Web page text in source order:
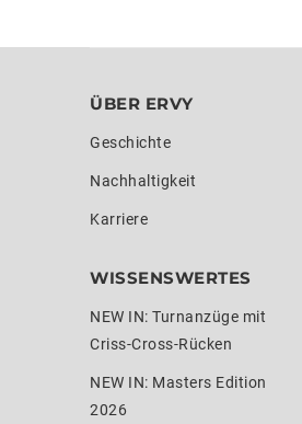
ÜBER ERVY
Geschichte
Nachhaltigkeit
Karriere
WISSENSWERTES
NEW IN: Turnanzüge mit
Criss-Cross-Rücken
NEW IN: Masters Edition
2026